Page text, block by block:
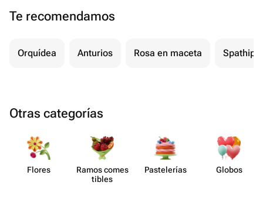
Te recomendamos
Orquídea Anturios Rosa en maceta
Otras categorías
Flores
Ramos comes​
tibles
Paste​lerías Globos